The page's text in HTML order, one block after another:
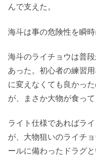
んで支えた。
海斗は事の危険性を瞬時
海斗のライチョウは普
あった。初心者の練習
に変えなくても良かっ
が、まさか大物が食っ
ライト仕様であればラ
が、大物狙いのライチ
ールに備わったドラグ